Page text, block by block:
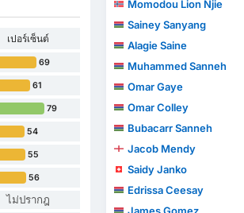
เปอร์เซ็นต์
69
61
79
54
55
56
ไม่ปรากฎ
Momodou Lion Njie
Sainey Sanyang
Alagie Saine
Muhammed Sanneh
Omar Gaye
Omar Colley
Bubacarr Sanneh
Jacob Mendy
Saidy Janko
Edrissa Ceesay